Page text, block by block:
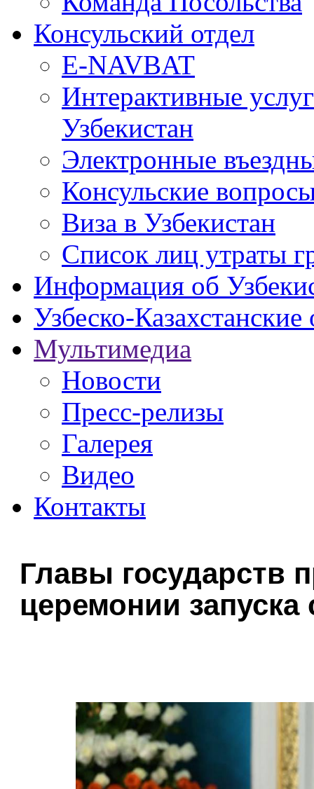
Консульский отдел
E-NAVBAT
Интерактивные
Узбекистан
Электронные
Консульские
Виза в Узбекистан
Список лиц утраты
Информация об
Узбеско-
Мультимедиа
Новости
Пресс-релизы
Галерея
Видео
Контакты
Главы государств
церемонии